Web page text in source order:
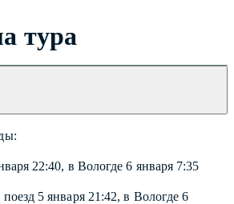
тура
22:40, в Вологде 6 января 7:35
5 января 21:42, в Вологде 6